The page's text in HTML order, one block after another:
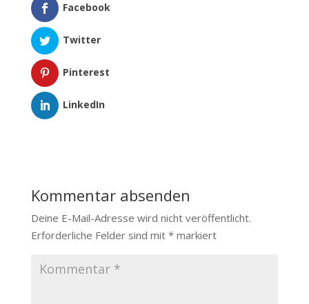
Facebook
Twitter
Pinterest
LinkedIn
Kommentar absenden
Deine E-Mail-Adresse wird nicht veröffentlicht.
Erforderliche Felder sind mit *markiert